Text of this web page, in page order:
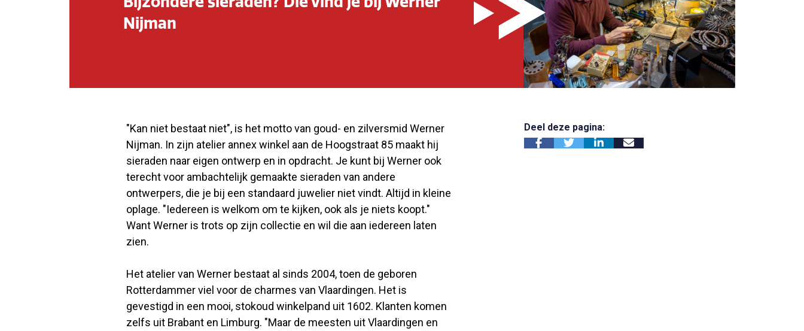
Nijman
"Kan niet bestaat niet", is het motto van goud- en zilversmid Werner
Nijman. In zijn atelier annex winkel aan de Hoogstraat 85 maakt hij
sieraden naar eigen ontwerp en in opdracht. Je kunt bij Werner ook
terecht voor ambachtelijk gemaakte sieraden van andere
ontwerpers, die je bij een standaard juwelier niet vindt. Altijd in kleine
oplage. "Iedereen is welkom om te kijken, ook als je niets koopt."
Want Werner is trots op zijn collectie en wil die aan iedereen laten
zien.
Het atelier van Werner bestaat al sinds 2004, toen de geboren
Rotterdammer viel voor de charmes van Vlaardingen. Het is
gevestigd in een mooi, stokoud winkelpand uit 1602. Klanten komen
zelfs uit Brabant en Limburg. "Maar de meesten uit Vlaardingen en
Deel deze pagina: